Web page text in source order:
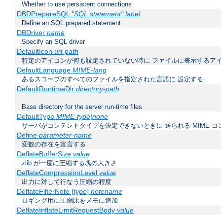
Whether to use persistent connections
DBDPrepareSQL "SQL statement" label
Define an SQL prepared statement
DBDriver name
Specify an SQL driver
DefaultIcon url-path
特定のアイコンが何も設定されていない時に ファイルに表示するア
DefaultLanguage MIME-lang
あるスコープのすべてのファイルを指定された言語に 設定する
DefaultRuntimeDir directory-path
Base directory for the server run-time files
DefaultType MIME-type|none
サーバがコンテントタイプを決定できないときに 送られる MIME コ
Define parameter-name
変数の存在を宣言する
DeflateBufferSize value
zlib が一度に圧縮する塊の大きさ
DeflateCompressionLevel value
出力に対して行なう圧縮の程度
DeflateFilterNote [type] notename
ロギング用に圧縮比をメモに追加
DeflateInflateLimitRequestBody value